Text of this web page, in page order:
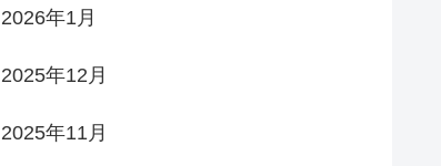
2026年1月
2025年12月
2025年11月